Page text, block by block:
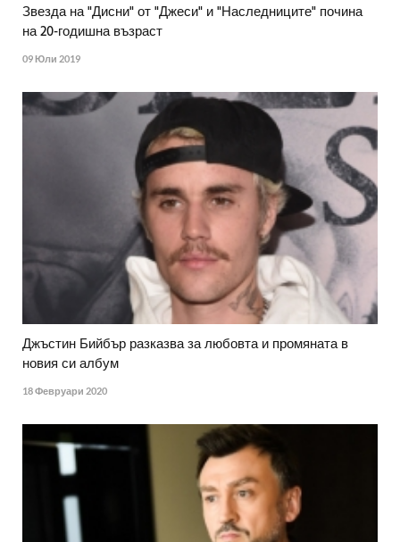
Звезда на "Дисни" от "Джеси" и "Наследниците" почина
на 20-годишна възраст
09 Юли 2019
Джъстин Бийбър разказва за любовта и промяната в
новия си албум
18 Февруари 2020